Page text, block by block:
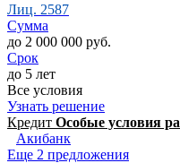
Лиц. 2587
Сумма
до 2 000 000 руб.
Срок
до 5 лет
Все условия
Узнать решение
Кредит Особые условия
Акибанк
Еще 2 предложения